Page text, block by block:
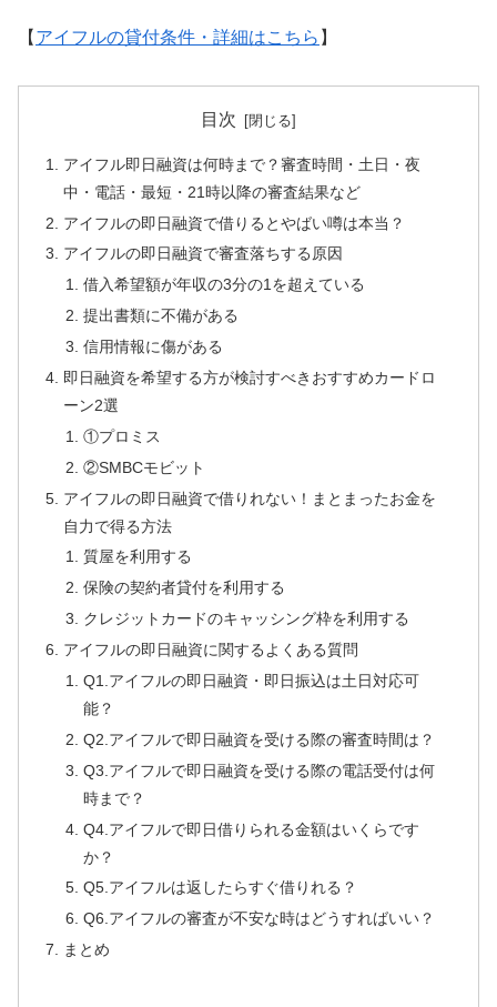
【 アイフルの貸付条件・詳細はこちら 】
目次
アイフル即日融資は何時まで？審査時間・土日・夜
中・電話・最短・21時以降の審査結果など
アイフルの即日融資で借りるとやばい噂は本当？
アイフルの即日融資で審査落ちする原因
借入希望額が年収の3分の1を超えている
提出書類に不備がある
信用情報に傷がある
即日融資を希望する方が検討すべきおすすめカードロ
ーン2選
①プロミス
②SMBCモビット
アイフルの即日融資で借りれない！まとまったお金を
自力で得る方法
質屋を利用する
保険の契約者貸付を利用する
クレジットカードのキャッシング枠を利用する
アイフルの即日融資に関するよくある質問
Q1.アイフルの即日融資・即日振込は土日対応可
能？
Q2.アイフルで即日融資を受ける際の審査時間は？
Q3.アイフルで即日融資を受ける際の電話受付は何
時まで？
Q4.アイフルで即日借りられる金額はいくらです
か？
Q5.アイフルは返したらすぐ借りれる？
Q6.アイフルの審査が不安な時はどうすればいい？
まとめ